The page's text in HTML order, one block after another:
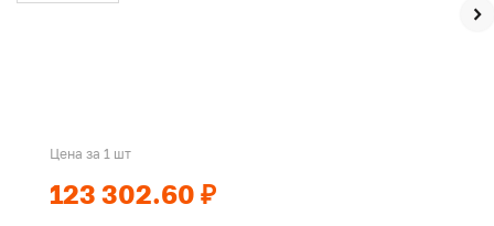
Цена за 1 шт
123 302.60 ₽